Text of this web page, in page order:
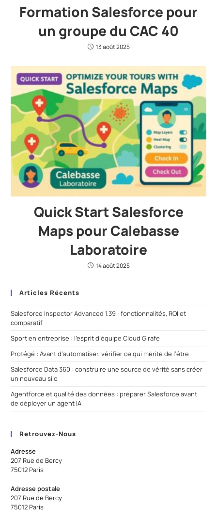
Formation Salesforce pour
un groupe du CAC 40
13 août 2025
Quick Start Salesforce
Maps pour Calebasse
Laboratoire
14 août 2025
Articles Récents
Salesforce Inspector Advanced 1.39 : fonctionnalités, ROI et
comparatif
Sport en entreprise : l’esprit d’équipe Cloud Girafe
Protégé : Avant d’automatiser, vérifier ce qui mérite de l’être
Salesforce Data 360 : construire une source de vérité sans créer
un nouveau silo
Agentforce et qualité des données : préparer Salesforce avant
de déployer un agent IA
Retrouvez-Nous
Adresse
207 Rue de Bercy
75012 Paris
Adresse postale
207 Rue de Bercy
75012 Paris